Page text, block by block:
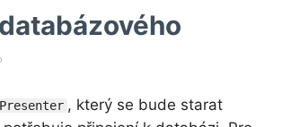
, který se bude starat